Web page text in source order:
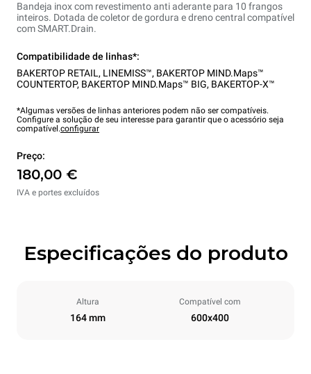
Bandeja inox com revestimento anti aderante para 10 frangos
inteiros. Dotada de coletor de gordura e dreno central compatível
com SMART.Drain.
Compatibilidade de linhas*:
BAKERTOP RETAIL, LINEMISS™, BAKERTOP MIND.Maps™
COUNTERTOP, BAKERTOP MIND.Maps™ BIG, BAKERTOP-X™
*Algumas versões de linhas anteriores podem não ser compatíveis.
Configure a solução de seu interesse para garantir que o acessório seja
compatível.configurar
Preço:
180,00 €
IVA e portes excluídos
Especificações do produto
Altura
164 mm
Compatível com
600x400